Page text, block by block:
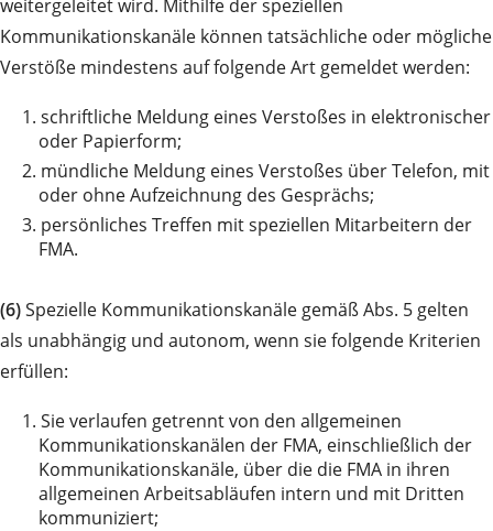
weitergeleitet wird. Mithilfe der speziellen
Kommunikationskanäle können tatsächliche oder mögliche
Verstöße mindestens auf folgende Art gemeldet werden:
1. schriftliche Meldung eines Verstoßes in elektronischer
oder Papierform;
2. mündliche Meldung eines Verstoßes über Telefon, mit
oder ohne Aufzeichnung des Gesprächs;
3. persönliches Treffen mit speziellen Mitarbeitern der
FMA.
(6)Spezielle Kommunikationskanäle gemäß Abs. 5 gelten
als unabhängig und autonom, wenn sie folgende Kriterien
erfüllen:
1. Sie verlaufen getrennt von den allgemeinen
Kommunikationskanälen der FMA, einschließlich der
Kommunikationskanäle, über die die FMA in ihren
allgemeinen Arbeitsabläufen intern und mit Dritten
kommuniziert;